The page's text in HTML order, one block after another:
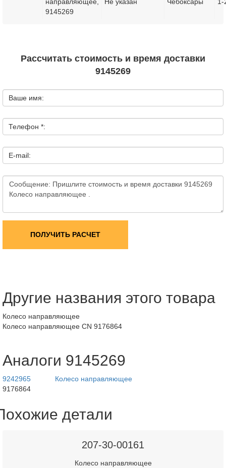
9145269
Рассчитать стоимость и время доставки
9145269
Ваше имя:
Телефон *:
E-mail:
ПОЛУЧИТЬ РАСЧЕТ
Другие названия этого товара
Колесо направляющее
Колесо направляющее CN 9176864
Аналоги 9145269
9242965
Колесо направляющее
9176864
детали
207-30-00161
Колесо направляющее